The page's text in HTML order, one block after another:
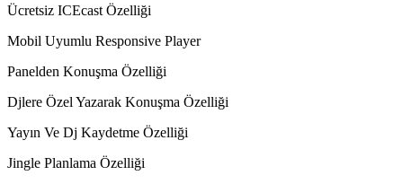
Ücretsiz ICEcast Özelliği
Mobil Uyumlu Responsive Player
Panelden Konuşma Özelliği
Djlere Özel Yazarak Konuşma Özelliği
Yayın Ve Dj Kaydetme Özelliği
Jingle Planlama Özelliği